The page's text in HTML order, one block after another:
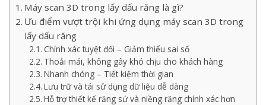
Máy scan 3D trong lấy dấu răng là gì?
Ưu điểm vượt trội khi ứng dụng máy scan 3D trong
lấy dấu răng
Chính xác tuyệt đối – Giảm thiểu sai số
Thoải mái, không gây khó chịu cho khách hàng
Nhanh chóng – Tiết kiệm thời gian
Lưu trữ và tái sử dụng dữ liệu dễ dàng
Hỗ trợ thiết kế răng sứ và niềng răng chính xác hơn